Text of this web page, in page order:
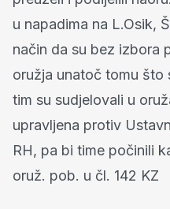
u napadima na L.Osik,
način da su bez izbora
oružja unatoč tomu
tim su sudjelovali u
upravljena protiv
RH, pa bi time počinili
oruž. pob. u čl. 142 KZ